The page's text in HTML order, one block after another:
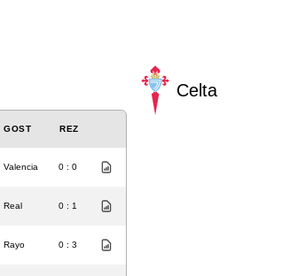
GOST REZ
Valencia 0 : 0
Real 0 : 1
Rayo 0 : 3
Celta